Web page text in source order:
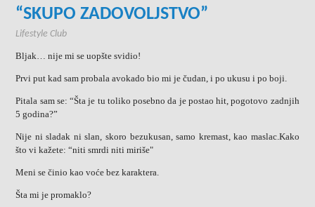
“SKUPO ZADOVOLJSTVO”
Lifestyle Club
Bljak… nije mi se uopšte svidio!
Prvi put kad sam probala avokado bio mi je čudan, i po ukusu i po boji.
Pitala sam se: “Šta je tu toliko posebno da je postao hit, pogotovo zadnjih
5 godina?”
Nije ni sladak ni slan, skoro bezukusan, samo kremast, kao maslac.Kako
što vi kažete: “niti smrdi niti miriše"
Meni se činio kao voće bez karaktera.
Šta mi je promaklo?